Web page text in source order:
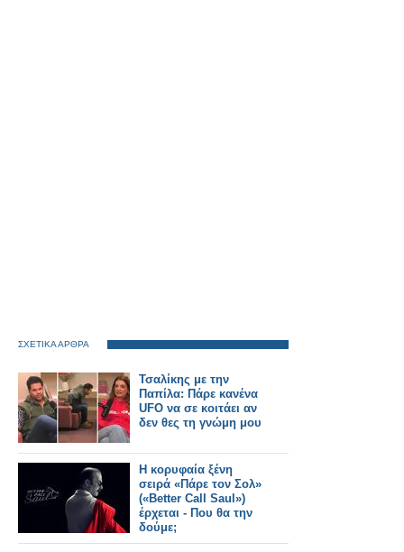
ΣΧΕΤΙΚΑ ΑΡΘΡΑ
Τσαλίκης με την
Παπίλα: Πάρε κανένα
UFO να σε κοιτάει αν
δεν θες τη γνώμη μου
Η κορυφαία ξένη
σειρά «Πάρε τον Σολ»
(«Better Call Saul»)
έρχεται - Που θα την
δούμε;